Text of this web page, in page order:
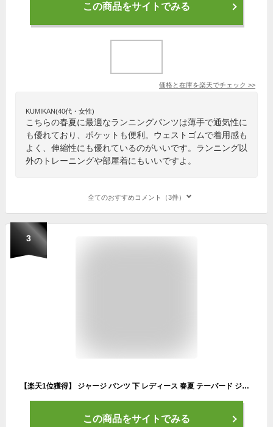
この商品をサイトでみる
価格と在庫を楽天でチェック >>
KUMIKAN(40代・女性)
こちらの春夏に最適なランニングパンツは薄手で通気性に
も優れており、ポケットも便利。ウェストゴムで着用感も
よく、伸縮性にも優れているのがいいです。ランニング以
外のトレーニングや部屋着にもいいですよ。
全てのおすすめコメント（3件）
3
【楽天1位獲得】 ジャージ パンツ 下 レディース 春夏 テーパード ジャージパンツ ラインパンツ ズボン 夏 スリム 細身 ライン入り サイドライン 毛玉にならない スウェット 黒 ブラック おしゃれ 外着 部屋着 ルームウェア ランニング トレーニング スポーツ 送料無料
この商品をサイトでみる